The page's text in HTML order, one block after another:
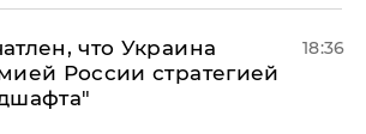
что Украина
России стратегией
18:36